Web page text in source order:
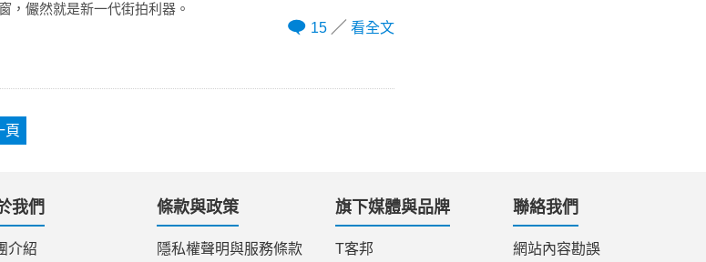
，儼然就是新一代街拍利器。
15
看全文
頁
我們
介紹
條款與政策
隱私權聲明與服務條款
旗下媒體與品牌
T客邦
聯絡我們
網站內容勘誤